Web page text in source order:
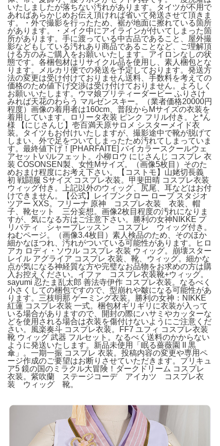
いたしましたが落ちない汚れがあります。タイツが不用で
あればあらかじめお伝え頂ければ省いて発送させて頂きま
す。・外で撮影を行ったため、裾が地面に擦れている箇所
があります。・メイク中にアイラインが付いてしまった箇
所があります。手に渡っている中古品であること、屋外撮
影などもしている汚れあり商品であることなど、ご理解頂
ける方のみご購入をお願いいたします。アイロンなしの状
態です。各梱包材はリサイクル品を使用し、素人梱包とな
ります。メルカリ便での発送を予定しております。発送方
法の変更は受け付けておりません送料、手数料を考えての
価格のため値下げ交渉は受け付けておりません。よろしく
お願いいたします。ウマ娘プリティーダービー ふりさけ
みれば天花のわらう マルゼンスキー。（業者価格20000円
程度）画像の着用者は160cm、普段からMサイズの衣装を
着用しています。ロリータ衣装 ピンク フリル付き。と*ん
様 【にじさんじ】壱百満天原サロメ シスターメイド衣
装。タイツもお付けいたしますが、撮影途中で靴が脱げて
しまい、外で足をついてしまったため汚れてしまっていま
す。最終値下げ！[PHARFAITE] バイカラースクールウェ
アセット\パルフェット。小柳ロウ にじさんじ コスプレ 衣
装 COSONSEN製、女性Mサイズ。（画像5枚目）そのた
めおまけ程度にお考え下さい。【コストモ】山姥切長義
初 戦闘服 Sサイズ コスプレ衣装。甲斐田晴 コスプレ衣装
ウィッグ付き。上記以外のウィッグ、尻尾、耳などはお付
けできません。【公式】レイブンクロー ローブ スタジオ
ツアー XXS。フリーナ 原神 コスプレ衣装 衣装、帽
子、靴セット 三分妄想。画像2枚目程度の汚れになりま
すが、気になる方はご注意下さい。勝利の女神NIKKE プ
リバティ シャープレッスン コスプレ ウィッグ付き。
ねむページ。（画像3.4枚目）素人検品のため、そのほか
細かなほつれ、汚れがついている可能性があります。ヒロ
アカ ロディ・ソウル コスプレ 衣装 ウィッグ。崩壊スター
レイル アグライア コスプレ 衣装、靴、ウィッグ。細かな
点が気になる神経質な方や完璧なお品物をお求めの方は購
入お控えください。イファ コスプレ衣装靴+ウィッグ。
sayumi 忍たま乱太郎 善法寺伊作 コスプレ衣装。なるべく
小さくしての梱包ですので、型崩れや皺になる可能性があ
ります。三枝明那 ゲーミング衣装。勝利の女神：NIKKE
紅蓮 コスプレ衣装 一式。梱包材ギリギリに衣装が入って
いる場合がありますので、開封の際にハサミやカッターな
どを使用される場合は衣装を傷付けないようにご注意くだ
さい。風楽奏斗 コスプレ衣装。FF7 ユフィ コスプレ衣装
靴 ウィッグ 武器 フルセット。なるべく送料のかからない
ように発送いたします。新品未使用「眠る薔薇園 II 黒
傘」。一期一振 コスプレ 衣装。投稿内容の変更や専用ペ
ージ作成のご要望はお断りさせていただきます。プリキュ
ア5 鏡の国のミラクル大冒険！ダークドリーム コスプレ
衣装。紫吹蘭 ステージコーデ アイカツ コスプレ衣
装 ウィッグ 靴。